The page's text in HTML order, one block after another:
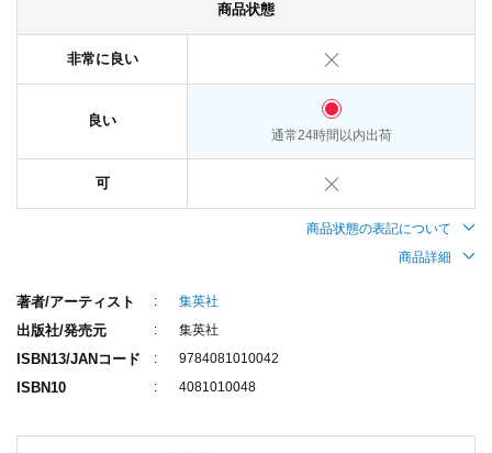
商品状態
非常に良い
良い
通常24時間以内出荷
可
商品状態の表記について
商品詳細
著者/アーティスト 集英社
出版社/発売元 集英社
ISBN13/JANコード 9784081010042
ISBN10 4081010048